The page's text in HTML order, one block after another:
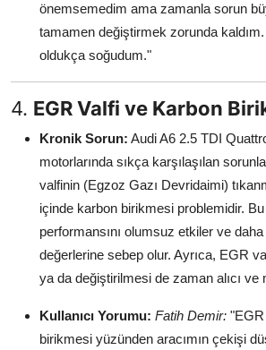
önemsemedim ama zamanla sorun
tamamen değiştirmek zorunda
oldukça soğudum."
4. EGR Valfi ve Karbon
Kronik Sorun: Audi A6 2.5 TDI
motorlarında sıkça karşılaşılan
valfinin (Egzoz Gazı Devridaimi)
içinde karbon birikmesi problemidir.
performansını olumsuz etkiler ve
değerlerine sebep olur. Ayrıca, EGR
ya da değiştirilmesi de zaman alıcı ve
Kullanıcı Yorumu: Fatih Demir:
birikmesi yüzünden aracımın çekişi